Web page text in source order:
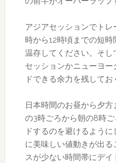
アジアセッションでト
時から12時頃までの短
温存してください。そ
セッションかニューヨ
ドできる余力を残してお
日本時間のお昼から夕
の3時ごろから朝の8時
ドするのを避けるよう
に美味しい値動きが出
スが少ない時間帯にデ